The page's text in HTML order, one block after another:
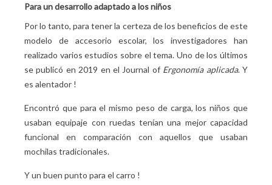
Para un desarrollo adaptado a los niños
Por lo tanto, para tener la certeza de los beneficios de este
modelo de accesorio escolar, los investigadores han
realizado varios estudios sobre el tema. Uno de los últimos
se publicó en 2019 en el Journal of Ergonomía aplicada. Y
es alentador !
Encontró que para el mismo peso de carga, los niños que
usaban equipaje con ruedas tenían una mejor capacidad
funcional en comparación con aquellos que usaban
mochilas tradicionales.
Y un buen punto para el carro !